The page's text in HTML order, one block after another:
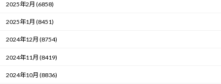
2025年2月 (6858)
2025年1月 (8451)
2024年12月 (8754)
2024年11月 (8419)
2024年10月 (8836)